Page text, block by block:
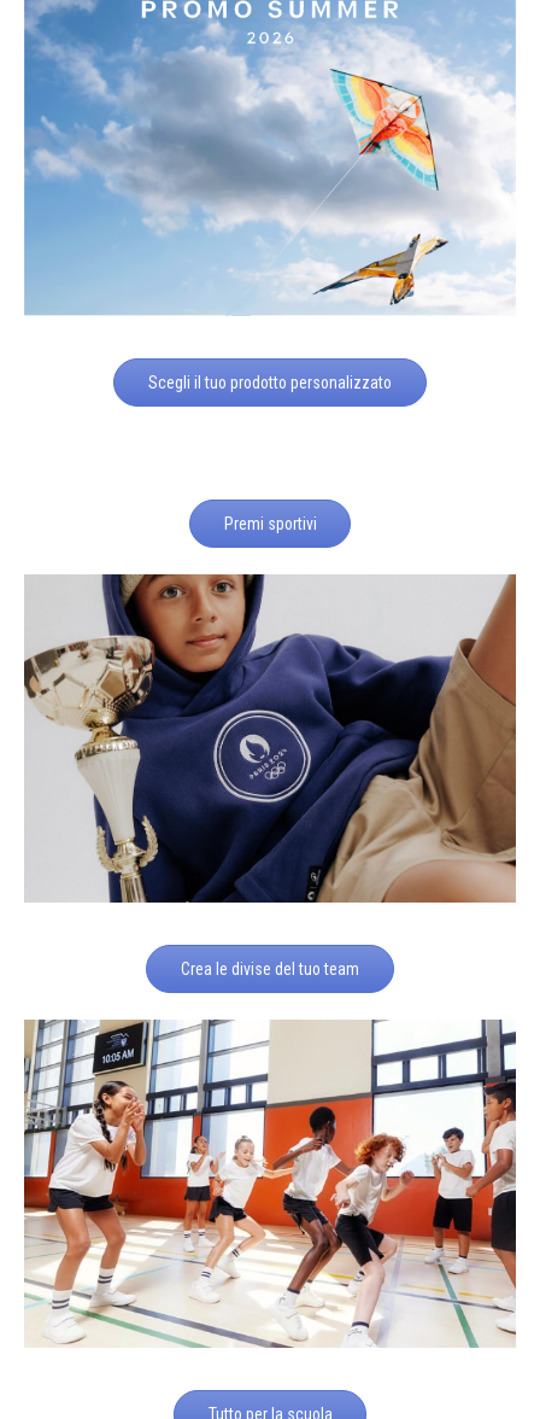
Scegli il tuo prodotto personalizzato
Premi sportivi
Crea le divise del tuo team
Tutto per la scuola